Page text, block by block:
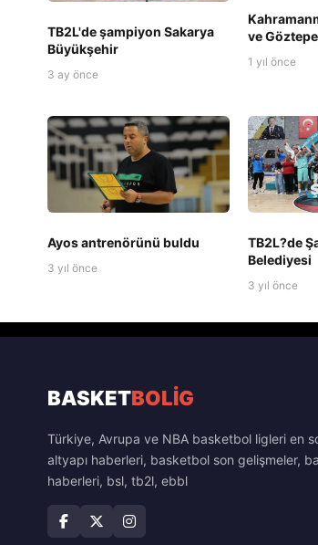
TB2L'de şampiyon Sakarya
Büyükşehir
3 ay önce
ve
1 yıl önce
Ayos antrenörünü buldu
3 yıl önce
TB2L?de
Belediyesi
3 yıl önce
BASKETBOLİG
Türkiye, Avrupa ve NBA basketbol ligleri en
altyapı haberleri, basketbol son gelişmeler,
haberleri, bsl, tb2l, ebbl